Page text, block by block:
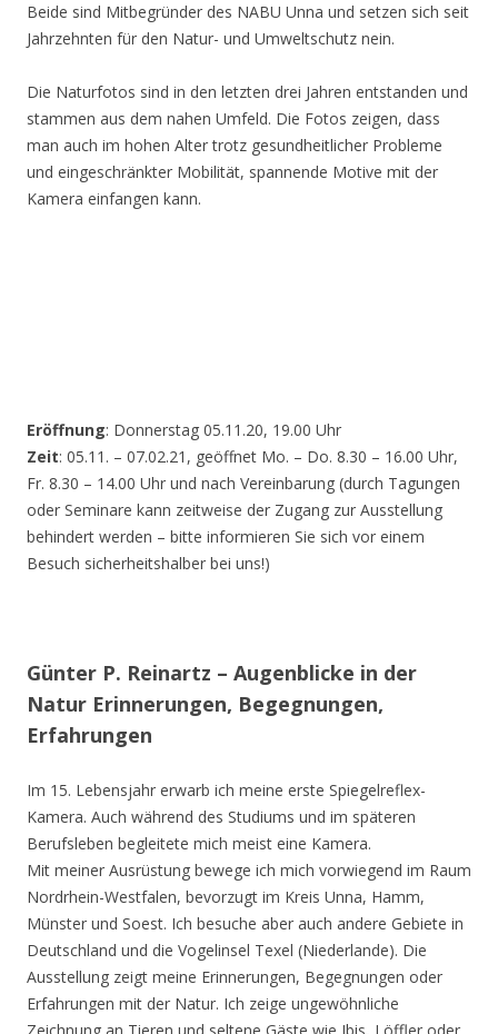
Beide sind Mitbegründer des NABU Unna und setzen sich seit
Jahrzehnten für den Natur- und Umweltschutz nein.
Die Naturfotos sind in den letzten drei Jahren entstanden und
stammen aus dem nahen Umfeld. Die Fotos zeigen, dass
man auch im hohen Alter trotz gesundheitlicher Probleme
und eingeschränkter Mobilität, spannende Motive mit der
Kamera einfangen kann.
Eröffnung: Donnerstag 05.11.20, 19.00 Uhr
Zeit: 05.11. – 07.02.21, geöffnet Mo. – Do. 8.30 – 16.00 Uhr,
Fr. 8.30 – 14.00 Uhr und nach Vereinbarung (durch Tagungen
oder Seminare kann zeitweise der Zugang zur Ausstellung
behindert werden – bitte informieren Sie sich vor einem
Besuch sicherheitshalber bei uns!)
Günter P. Reinartz – Augenblicke in der
Natur Erinnerungen, Begegnungen,
Erfahrungen
Im 15. Lebensjahr erwarb ich meine erste Spiegelreflex-
Kamera. Auch während des Studiums und im späteren
Berufsleben begleitete mich meist eine Kamera.
Mit meiner Ausrüstung bewege ich mich vorwiegend im Raum
Nordrhein-Westfalen, bevorzugt im Kreis Unna, Hamm,
Münster und Soest. Ich besuche aber auch andere Gebiete in
Deutschland und die Vogelinsel Texel (Niederlande). Die
Ausstellung zeigt meine Erinnerungen, Begegnungen oder
Erfahrungen mit der Natur. Ich zeige ungewöhnliche